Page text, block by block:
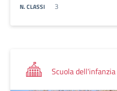
N. CLASSI 3
Scuola dell'infanzia